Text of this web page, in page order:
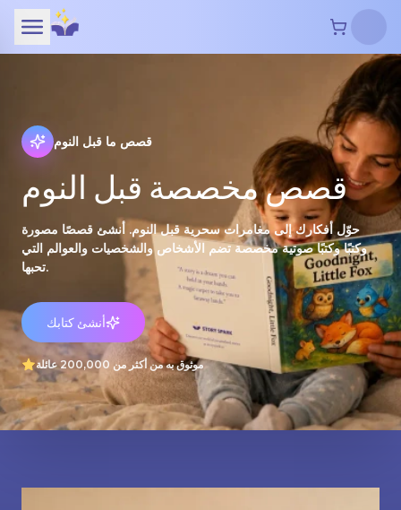
قصص ما قبل النوم
قصص مخصصة قبل النوم
حوّل أفكارك إلى مغامرات سحرية قبل النوم. أنشئ قصصًا مصورة
وكتبًا وكتبًا صوتية مخصصة تضم الأشخاص والشخصيات والعوالم التي
تحبها.
أنشئ كتابك
موثوق به من أكثر من 200,000 عائلة